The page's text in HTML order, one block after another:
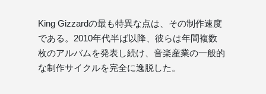
King Gizzardの最も特異な点は、その制作速度
である。2010年代半ば以降、彼らは年間複数
枚のアルバムを発表し続け、音楽産業の一般的
な制作サイクルを完全に逸脱した。